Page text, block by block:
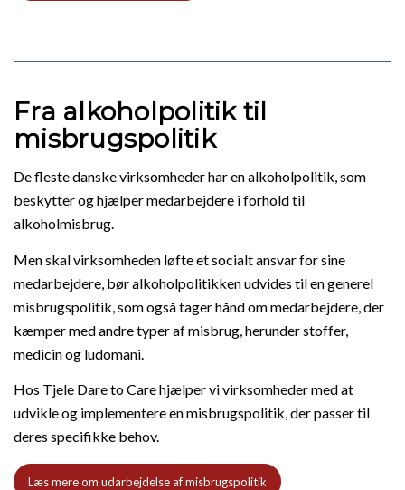
Fra alkoholpolitik til
misbrugspolitik
De fleste danske virksomheder har en alkoholpolitik, som
beskytter og hjælper medarbejdere i forhold til
alkoholmisbrug.
Men skal virksomheden løfte et socialt ansvar for sine
medarbejdere, bør alkoholpolitikken udvides til en generel
misbrugspolitik, som også tager hånd om medarbejdere, der
kæmper med andre typer af misbrug, herunder stoffer,
medicin og ludomani.
Hos Tjele Dare to Care hjælper vi virksomheder med at
udvikle og implementere en misbrugspolitik, der passer til
deres specifikke behov.
Læs mere om udarbejdelse af misbrugspolitik